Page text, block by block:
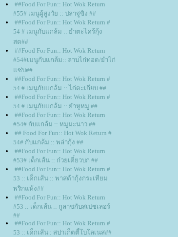
##Food For Fun:: Hot Wok Return
#55# เมนูผู้สูงวัย :: ปลาจู่ขิง ##
##Food For Fun:: Hot Wok Return #
54 # เมนูกับแกล้ม :: ยำตะไคร้กุ้ง
สด##
##Food For Fun:: Hot Wok Return
#54#เมนูกับแกล้ม:: ลาบไก่ทอด/ยำไก่
ซ่บ##
##Food For Fun:: Hot Wok Return #
54 # เมนูกับแกล้ม :: ไก่ตะเกียบ ##
##Food For Fun:: Hot Wok Return #
54 # เมนูกับแกล้ม :: ยำหูหมู ##
##Food For Fun:: Hot Wok Return
#54# กับแกล้ม :: หมูมะนาว ##
## Food For Fun:: Hot Wok Return #
54# กับแกล้ม :: พล่ากุ้ง ##
##Food For Fun:: Hot Wok Return
#53# เด็กเส้น :: ก๋วยเตี๋ยวบก ##
##Food For Fun:: Hot Wok Return #
53 :: เด็กเส้น :: พาสต้ากุ้งกระเทียม
พริกแห้ง##
##Food For Fun:: Hot Wok Return
#53 :: เด็กเส้น :: กูลาชกับสเปซเลอร์
##
##Food For Fun:: Hot Wok Return #
53 :: เด็กเส้น : สปาเก็ตตี้โบโลเนส##